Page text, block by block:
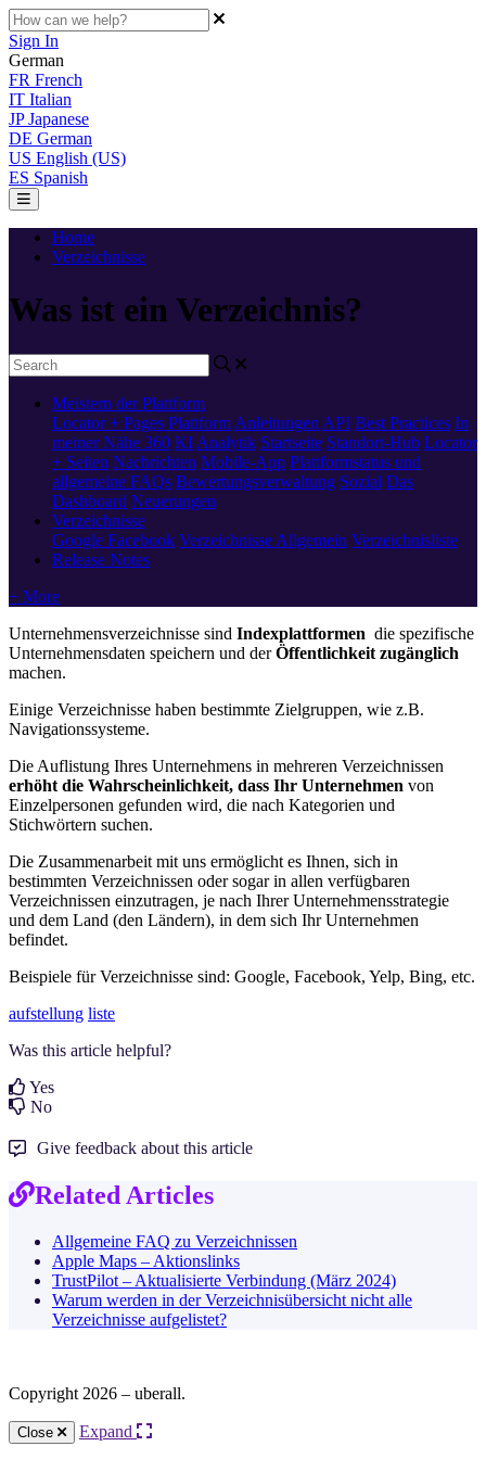
Sign In
German
FR French
IT Italian
JP Japanese
DE German
US English (US)
ES Spanish
Home
Verzeichnisse
Was ist ein Verzeichnis?
Meistern der Plattform
Locator + Pages Plattform Anleitungen API Best Practices In
meiner Nähe 360 KI Analytik Startseite Standort-Hub Locator
+ Seiten Nachrichten Mobile-App Plattformstatus und
allgemeine FAQs Bewertungsverwaltung Sozial Das
Dashboard Neuerungen
Verzeichnisse
Google Facebook Verzeichnisse Allgemein Verzeichnisliste
Release Notes
+ More
Unternehmensverzeichnisse sind Indexplattformen die spezifische
Unternehmensdaten speichern und derÖffentlichkeit zugänglich
machen.
Einige Verzeichnisse haben bestimmte Zielgruppen, wie z.B.
Navigationssysteme.
Die Auflistung Ihres Unternehmens in mehreren Verzeichnissen
erhöht die Wahrscheinlichkeit, dass Ihr Unternehmen von
Einzelpersonen gefunden wird, die nach Kategorien und
Stichwörtern suchen.
Die Zusammenarbeit mit uns ermöglicht es Ihnen, sich in
bestimmten Verzeichnissen oder sogar in allen verfügbaren
Verzeichnissen einzutragen, je nach Ihrer Unternehmensstrategie
und dem Land (den Ländern), in dem sich Ihr Unternehmen
befindet.
Beispiele für Verzeichnisse sind: Google, Facebook, Yelp, Bing, etc.
aufstellung liste
Was this article helpful?
Yes
No
Give feedback about this article
Related Articles
Allgemeine FAQ zu Verzeichnissen
Apple Maps – Aktionslinks
TrustPilot – Aktualisierte Verbindung (März 2024)
Warum werden in der Verzeichnisübersicht nicht alle
Verzeichnisse aufgelistet?
Copyright 2026 – uberall.
Close Expand